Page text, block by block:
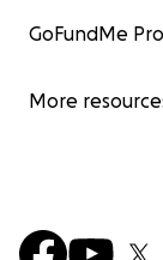
GoFundMe
More